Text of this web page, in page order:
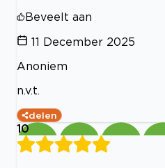
Beveelt aan
11 December 2025
Anoniem
n.v.t.
delen
10